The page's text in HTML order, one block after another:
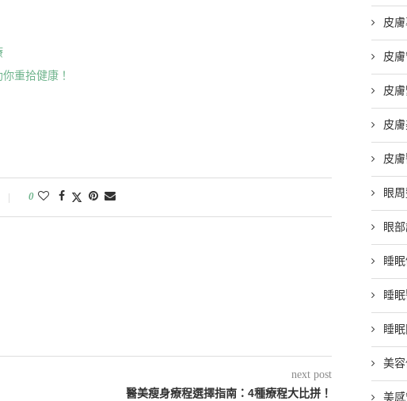
重拾健康！
0
next post
醫美瘦身療程選擇指南：4種療程大比拼！
皮
皮
皮
皮
皮
眼
眼
睡
睡
睡
美
美